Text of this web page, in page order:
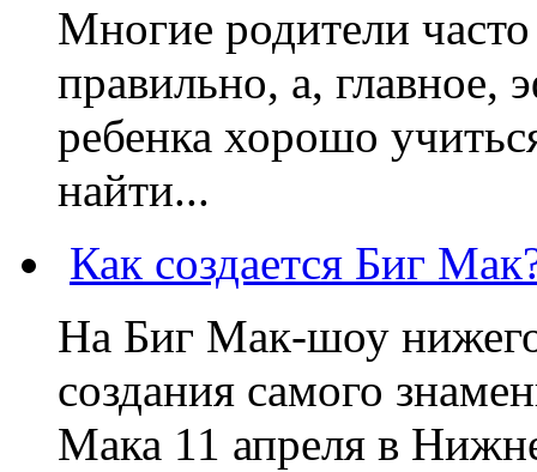
Многие родители
правильно, а, главное,
ребенка хорошо
найти...
Как создается Биг
На Биг Мак-шоу
создания самого
Мака 11 апреля в